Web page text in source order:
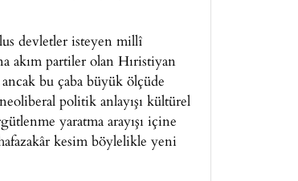
devletler isteyen millî
akım partiler olan Hıristiyan
bu çaba büyük ölçüde
politik anlayışı kültürel
yaratma arayışı içine
kesim böylelikle yeni